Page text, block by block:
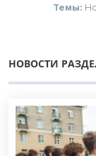
Темы:
НОВОСТИ